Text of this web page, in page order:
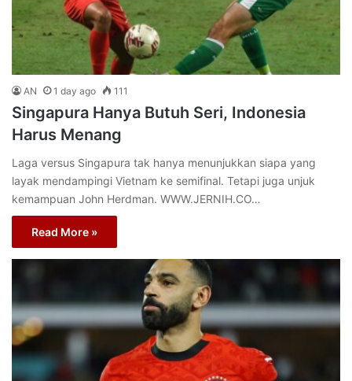
AN 1 day ago 111
Singapura Hanya Butuh Seri, Indonesia
Harus Menang
Laga versus Singapura tak hanya menunjukkan siapa yang
layak mendampingi Vietnam ke semifinal. Tetapi juga unjuk
kemampuan John Herdman. WWW.JERNIH.CO…
Read More »